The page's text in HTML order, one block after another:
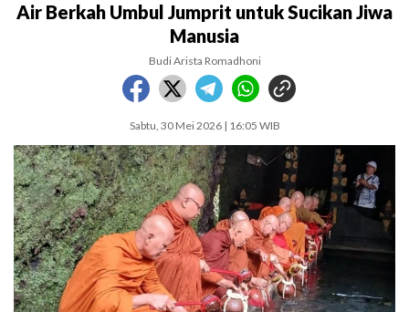
Air Berkah Umbul Jumprit untuk Sucikan Jiwa
Manusia
Budi Arista Romadhoni
Sabtu, 30 Mei 2026 | 16:05 WIB